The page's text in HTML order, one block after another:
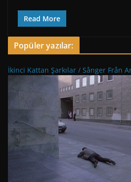
Read More
Popüler yazılar:
İkinci Kattan Şarkılar / Sånger Från